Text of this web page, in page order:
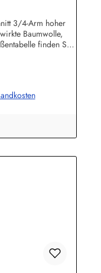
3/4-Arm hoher
Baumwolle,
finden Sie
bekleidung.de